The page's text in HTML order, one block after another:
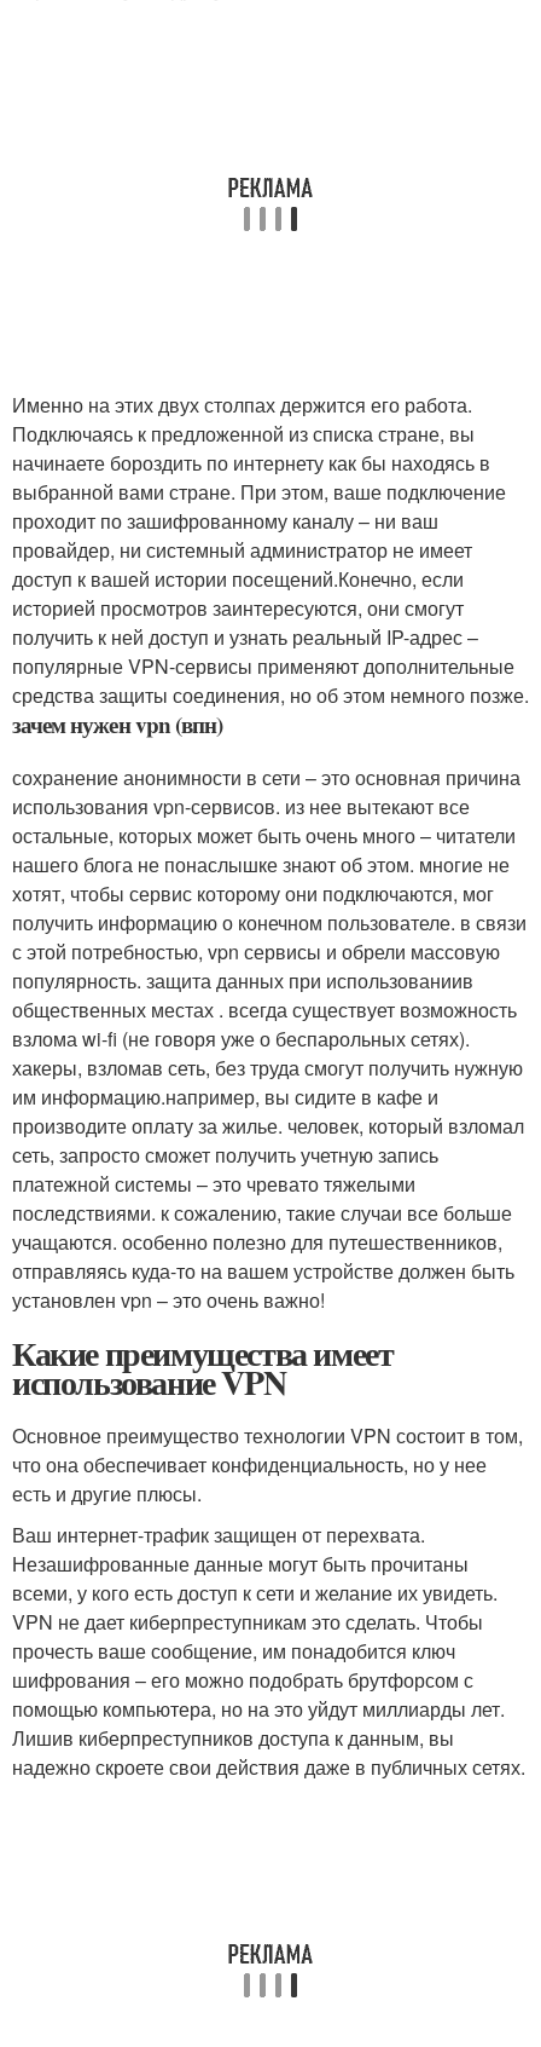
Именно на этих двух столпах держится его работа.
Подключаясь к предложенной из списка стране, вы
начинаете бороздить по интернету как бы находясь в
выбранной вами стране. При этом, ваше подключение
проходит по зашифрованному каналу – ни ваш
провайдер, ни системный администратор не имеет
доступ к вашей истории посещений.Конечно, если
историей просмотров заинтересуются, они смогут
получить к ней доступ и узнать реальный IP-адрес –
популярные VPN-сервисы применяют дополнительные
средства защиты соединения, но об этом немного позже.
зачем нужен vpn (впн)
сохранение анонимности в сети – это основная причина
использования vpn-сервисов. из нее вытекают все
остальные, которых может быть очень много – читатели
нашего блога не понаслышке знают об этом. многие не
хотят, чтобы сервис которому они подключаются, мог
получить информацию о конечном пользователе. в связи
с этой потребностью, vpn сервисы и обрели массовую
популярность. защита данных при использованиив
общественных местах . всегда существует возможность
взлома wi-fi (не говоря уже о беспарольных сетях).
хакеры, взломав сеть, без труда смогут получить нужную
им информацию.например, вы сидите в кафе и
производите оплату за жилье. человек, который взломал
сеть, запросто сможет получить учетную запись
платежной системы – это чревато тяжелыми
последствиями. к сожалению, такие случаи все больше
учащаются. особенно полезно для путешественников,
отправляясь куда-то на вашем устройстве должен быть
установлен vpn – это очень важно!
Какие преимущества имеет
использование VPN
Основное преимущество технологии VPN состоит в том,
что она обеспечивает конфиденциальность, но у нее
есть и другие плюсы.
Ваш интернет-трафик защищен от перехвата.
Незашифрованные данные могут быть прочитаны
всеми, у кого есть доступ к сети и желание их увидеть.
VPN не дает киберпреступникам это сделать. Чтобы
прочесть ваше сообщение, им понадобится ключ
шифрования – его можно подобрать брутфорсом с
помощью компьютера, но на это уйдут миллиарды лет.
Лишив киберпреступников доступа к данным, вы
надежно скроете свои действия даже в публичных сетях.